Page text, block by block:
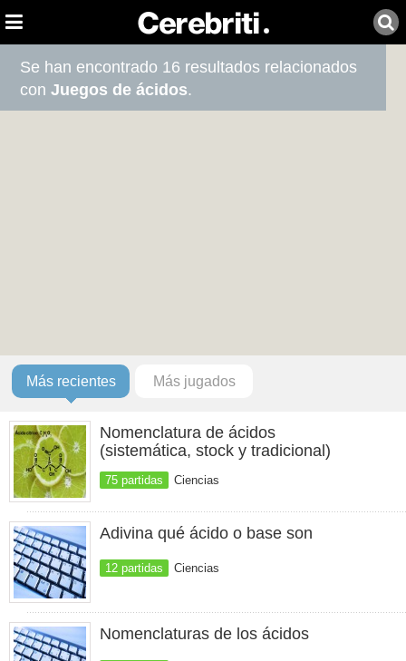
Se han encontrado 16 resultados relacionados
conJuegos de ácidos.
Más recientes Más jugados
Nomenclatura de ácidos
(sistemática, stock y tradicional)
75 partidas Ciencias
Adivina qué ácido o base son
12 partidas Ciencias
Nomenclaturas de los ácidos